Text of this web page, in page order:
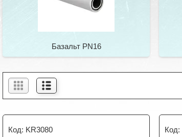
Базальт PN16
KR3080